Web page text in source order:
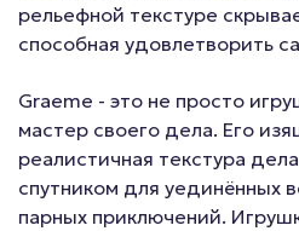
рельефной текстуре
способная удовлетворить
Graeme - это не просто
мастер своего дела. Его
реалистичная текстура
спутником для уединённых
парных приключений.